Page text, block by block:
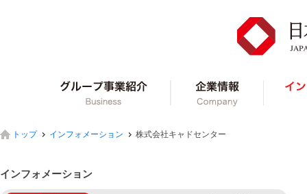
グループ事業紹介 企業情報
トップ インフォメーション 株式会社キャドセンター
インフォメーション